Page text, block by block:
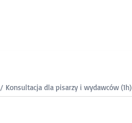
/ Konsultacja dla pisarzy i wydawców (1h)